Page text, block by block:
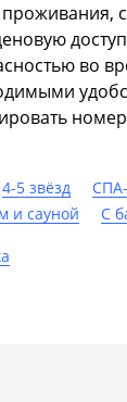
во
4-5 звёзд
и сауной
С